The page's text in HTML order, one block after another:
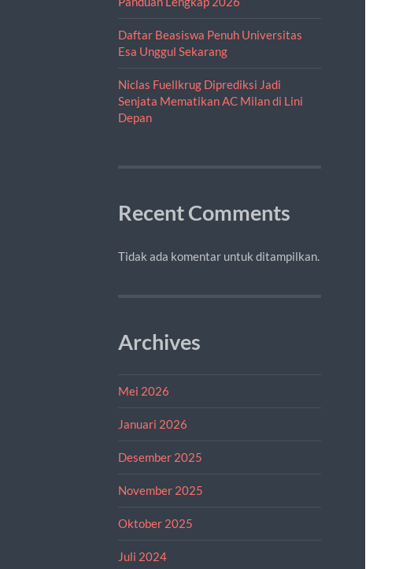
Daftar Beasiswa Penuh Universitas
Esa Unggul Sekarang
Niclas Fuellkrug Diprediksi Jadi
Senjata Mematikan AC Milan di Lini
Depan
Recent Comments
Tidak ada komentar untuk ditampilkan.
Archives
Mei 2026
Januari 2026
Desember 2025
November 2025
Oktober 2025
Juli 2024